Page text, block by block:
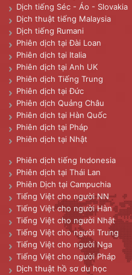
Dịch tiếng Séc - Áo - Slovakia
Dịch thuật tiếng Malaysia
Dịch tiếng Rumani
Phiên dịch tại Đài Loan
Phiên dịch tại Italia
Phiên dịch tại Anh UK
Phiên dịch Tiếng Trung
Phiên dịch tại Đức
Phiên dịch Quảng Châu
Phiên dịch tại Hàn Quốc
Phiên dịch tại Pháp
Phiên dịch tại Nhật
Phiên dịch tiếng Indonesia
Phiên dịch tại Thái Lan
Phiên Dịch tại Campuchia
Tiếng Việt cho người NN
Tiếng Việt cho người Hàn
Tiếng Việt cho người Nhật
Tiếng Việt cho người Trung
Tiếng Việt cho người Nga
Tiếng Việt cho người Pháp
Dịch thuật hồ sơ du học